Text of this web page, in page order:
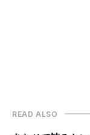
READ ALSO